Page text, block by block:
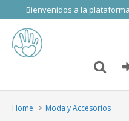
Bienvenidos a la
Home Moda y Accesorios